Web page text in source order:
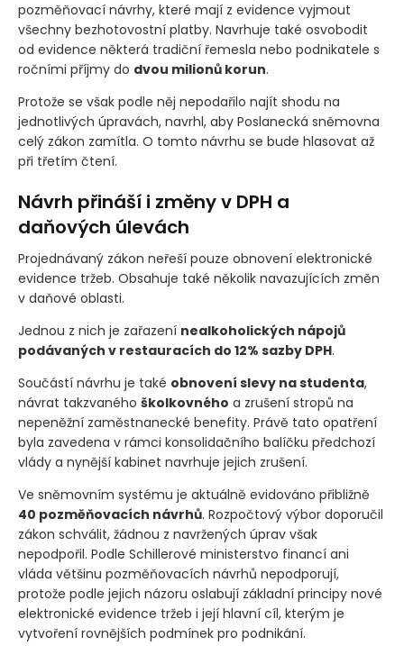
pozměňovací návrhy, které mají z evidence vyjmout
všechny bezhotovostní platby. Navrhuje také osvobodit
od evidence některá tradiční řemesla nebo podnikatele s
ročními příjmy do dvou milionů korun.
Protože se však podle něj nepodařilo najít shodu na
jednotlivých úpravách, navrhl, aby Poslanecká sněmovna
celý zákon zamítla. O tomto návrhu se bude hlasovat až
při třetím čtení.
Návrh přináší i změny v DPH a
daňových úlevách
Projednávaný zákon neřeší pouze obnovení elektronické
evidence tržeb. Obsahuje také několik navazujících změn
v daňové oblasti.
Jednou z nich je zařazení nealkoholických nápojů
podávaných v restauracích do 12% sazby DPH.
Součástí návrhu je také obnovení slevy na studenta,
návrat takzvaného školkovného a zrušení stropů na
nepeněžní zaměstnanecké benefity. Právě tato opatření
byla zavedena v rámci konsolidačního balíčku předchozí
vlády a nynější kabinet navrhuje jejich zrušení.
Ve sněmovním systému je aktuálně evidováno přibližně
40 pozměňovacích návrhů. Rozpočtový výbor doporučil
zákon schválit, žádnou z navržených úprav však
nepodpořil. Podle Schillerové ministerstvo financí ani
vláda většinu pozměňovacích návrhů nepodporují,
protože podle jejich názoru oslabují základní principy nové
elektronické evidence tržeb i její hlavní cíl, kterým je
vytvoření rovnějších podmínek pro podnikání.